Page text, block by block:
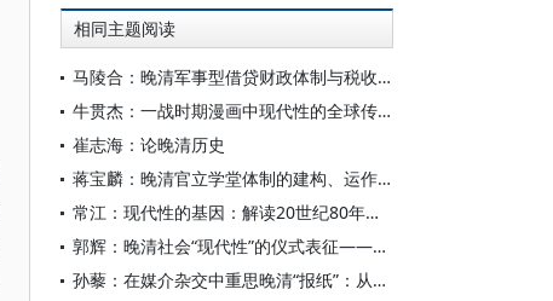
相同主题阅读
马陵合：晚清军事型借贷财政体制与税收变革的走向
牛贯杰：一战时期漫画中现代性的全球传播与区域回响
崔志海：论晚清历史
蒋宝麟：晚清官立学堂体制的建构、运作及其改革
常江：现代性的基因：解读20世纪80年代的中国电视文化
郭辉：晚清社会“现代性”的仪式表征——以万寿节为视角
孙藜：在媒介杂交中重思晚清“报纸”：从电传上谕说起